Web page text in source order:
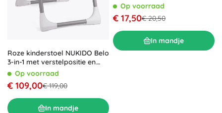
Roze kinderstoel NUKIDO Belo
3-in-1 met verstelpositie en
bladOp voorraad
€ 109,00€ 119,00
In mandje
Op voorraad
€ 17,50€ 20,50
In mandje